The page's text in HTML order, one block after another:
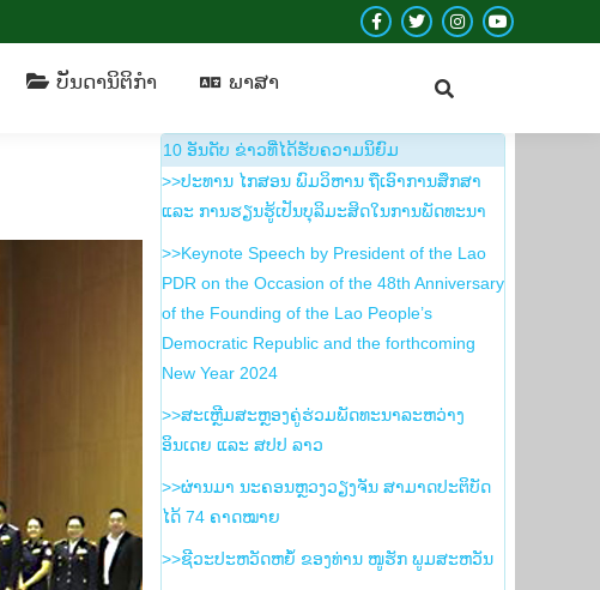
Facebook
in
new
window
Twitter
opens
in
window
Instagram
in
window
YouTube
in
ບັນ​ດາ​ນິ​ຕິ​ກຳ ​ພາ​ສາ
10 ອັນ​ດັບ ຂ່າວ​ທີ່​ໄດ້​ຮັບ​ຄວາມ​ນິ​ຍົມ
>>ປະທານ ໄກສອນ ພົມວິຫານ ຖືເອົາການສຶກສາ
ແລະ ການຮຽນຮູ້ເປັນບຸລິມະສິດໃນການພັດທະນາ
>>Keynote Speech by President of the Lao
PDR on the Occasion of the 48th Anniversary
of the Founding of the Lao People’s
Democratic Republic and the forthcoming
New Year 2024
>>ສະເຫຼີມສະຫຼອງຄູ່ຮ່ວມພັດທະນາລະຫວ່າງ
ອິນເດຍ ແລະ ສປປ ລາວ
>>ຜ່ານມາ ນະຄອນຫຼວງວຽງຈັນ ສາມາດປະຕິບັດ
ໄດ້ 74 ຄາດໝາຍ
>>ຊີວະປະຫວັດຫຍໍ້ ຂອງທ່ານ ໜູຮັກ ພູມສະຫວັນ
ບັນ​ດາ​ນິ​ຕິ​ກຳ ​ພາ​ສາ